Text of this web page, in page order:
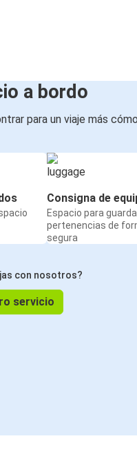
a bordo
para un viaje más
Consigna de
Espacio para
pertenencias de
segura
con nosotros?
servicio